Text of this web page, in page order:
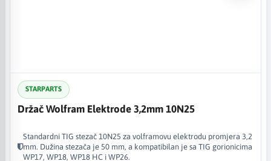
STARPARTS
Držač Wolfram Elektrode 3,2mm 10N25
Standardni TIG stezač 10N25 za volframovu elektrodu promjera 3,2
mm. Dužina stezača je 50 mm, a kompatibilan je sa TIG gorionicima
WP17, WP18, WP18 HC i WP26.